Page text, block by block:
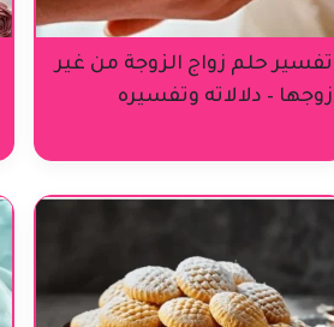
تفسير حلم زواج الزوجة من غير
زوجها – دلالاته وتفسيره